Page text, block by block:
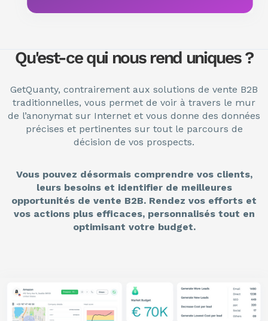
Qu'est-ce qui nous rend uniques ?
GetQuanty, contrairement aux solutions de vente B2B
traditionnelles, vous permet de voir à travers le mur
de l’anonymat sur Internet et vous donne des données
précises et pertinentes sur tout le parcours de
décision de vos prospects.
Vous pouvez désormais comprendre vos clients,
leurs besoins et identifier de meilleures
opportunités de vente B2B. Rendez vos efforts et
vos actions plus efficaces, personnalisés tout en
optimisant votre budget.